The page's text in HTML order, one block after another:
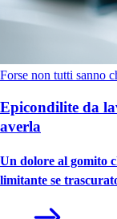
Forse non tutti sanno
Epicondilite da
averla
Un dolore al gomito
limitante se